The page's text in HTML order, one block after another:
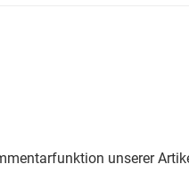
unserer